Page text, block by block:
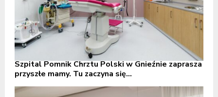
Szpital Pomnik Chrztu Polski w Gnieźnie zaprasza
przyszłe mamy. Tu zaczyna się...